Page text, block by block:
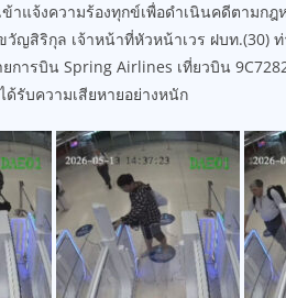
ข้าแจ้งความร้องทุกข์เพื่อดำเนินคดีตามก
สิริกุล เจ้าหน้าที่หัวหน้าเวร ฝบท.(30)
การบิน Spring Airlines เที่ยวบิน
รับความเสียหายอย่างหนัก